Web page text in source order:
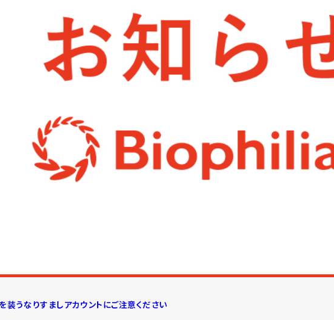
装うなりすましアカウントにご注意ください